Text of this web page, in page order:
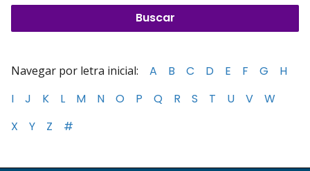
Navegar por letra inicial: A B C D E F G
H
I
J K L M N O P Q R S T U V
W
X
Y Z #